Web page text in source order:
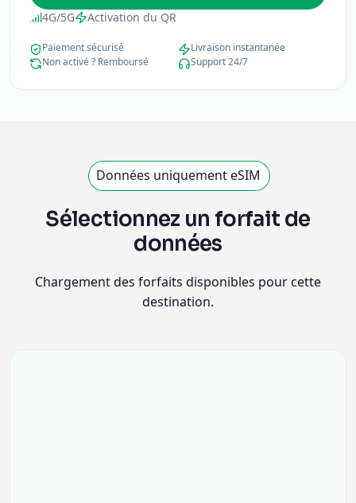
4G/5G Activation du QR
Paiement sécurisé
Livraison instantanée
Non activé ? Remboursé
Support 24/7
Données uniquement eSIM
Sélectionnez un forfait de
données
Chargement des forfaits disponibles pour cette
destination.